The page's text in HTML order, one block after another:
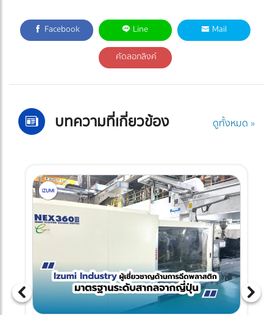
Facebook Line Mail
คัดลอกลิงค์
บทความที่เกี่ยวข้อง ดูทั้งหมด »